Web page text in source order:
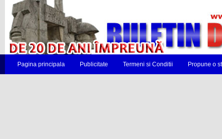
Pagina principala Publicitate Termeni si Conditii Propune o